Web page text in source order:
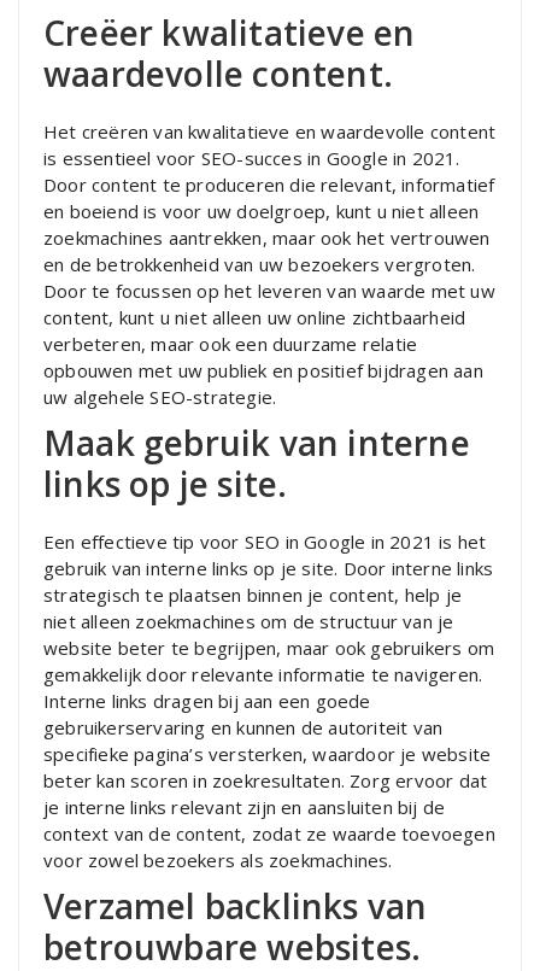
Creëer kwalitatieve en
waardevolle content.
Het creëren van kwalitatieve en waardevolle content
is essentieel voor SEO-succes in Google in 2021.
Door content te produceren die relevant, informatief
en boeiend is voor uw doelgroep, kunt u niet alleen
zoekmachines aantrekken, maar ook het vertrouwen
en de betrokkenheid van uw bezoekers vergroten.
Door te focussen op het leveren van waarde met uw
content, kunt u niet alleen uw online zichtbaarheid
verbeteren, maar ook een duurzame relatie
opbouwen met uw publiek en positief bijdragen aan
uw algehele SEO-strategie.
Maak gebruik van interne
links op je site.
Een effectieve tip voor SEO in Google in 2021 is het
gebruik van interne links op je site. Door interne links
strategisch te plaatsen binnen je content, help je
niet alleen zoekmachines om de structuur van je
website beter te begrijpen, maar ook gebruikers om
gemakkelijk door relevante informatie te navigeren.
Interne links dragen bij aan een goede
gebruikerservaring en kunnen de autoriteit van
specifieke pagina’s versterken, waardoor je website
beter kan scoren in zoekresultaten. Zorg ervoor dat
je interne links relevant zijn en aansluiten bij de
context van de content, zodat ze waarde toevoegen
voor zowel bezoekers als zoekmachines.
Verzamel backlinks van
betrouwbare websites.